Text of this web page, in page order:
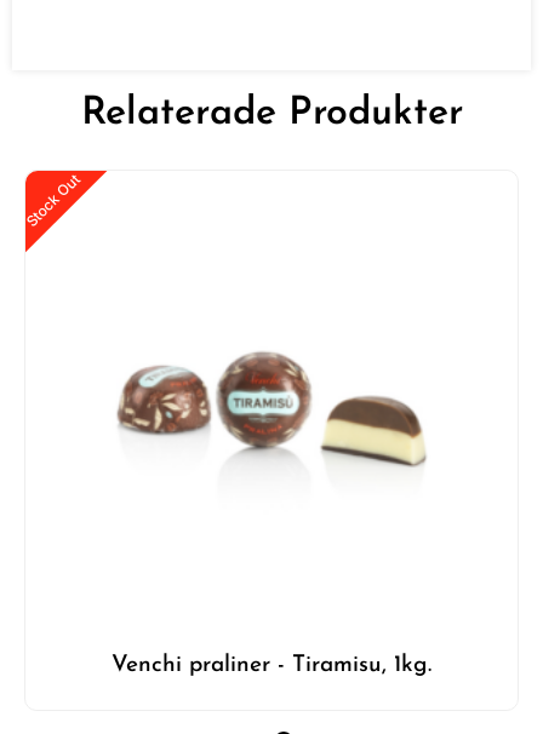
Relaterade Produkter
Stock Out
Venchi praliner - Tiramisu, 1kg.